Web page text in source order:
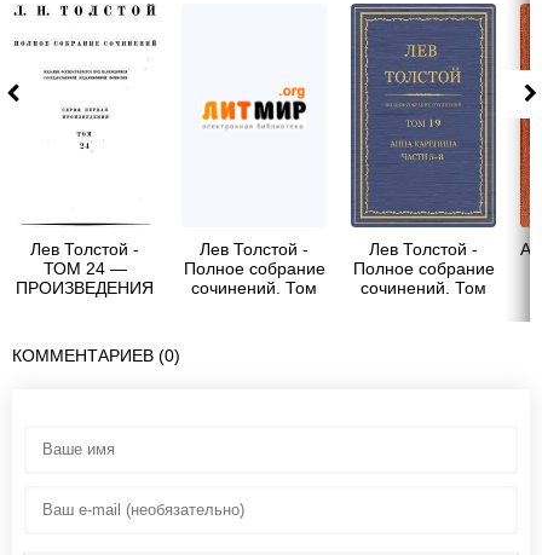
Лев Толстой -
ТОМ 24 —
ПРОИЗВЕДЕНИЯ
Лев Толстой -
Полное собрание
сочинений. Том
Лев Толстой -
Полное собрание
сочинений. Том
КОММЕНТАРИЕВ (0)